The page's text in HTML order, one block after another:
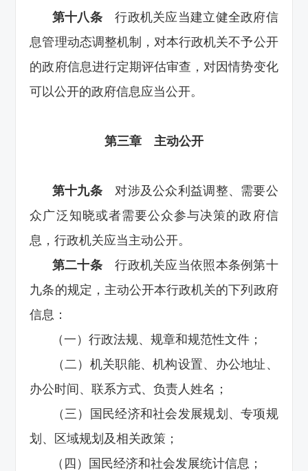
第十八条 行政机关应当建立健全政府信
息管理动态调整机制，对本行政机关不予公开
的政府信息进行定期评估审查，对因情势变化
可以公开的政府信息应当公开。
第三章 主动公开
第十九条 对涉及公众利益调整、需要公
众广泛知晓或者需要公众参与决策的政府信
息，行政机关应当主动公开。
第二十条 行政机关应当依照本条例第十
九条的规定，主动公开本行政机关的下列政府
信息：
（一）行政法规、规章和规范性文件；
（二）机关职能、机构设置、办公地址、
办公时间、联系方式、负责人姓名；
（三）国民经济和社会发展规划、专项规
划、区域规划及相关政策；
（四）国民经济和社会发展统计信息；